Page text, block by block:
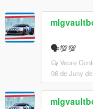
🗣💯💯
Veure
06 de Juny